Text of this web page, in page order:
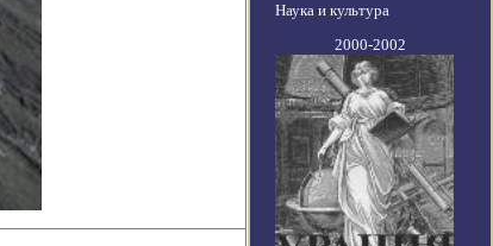
Наука и культура
2000-2002